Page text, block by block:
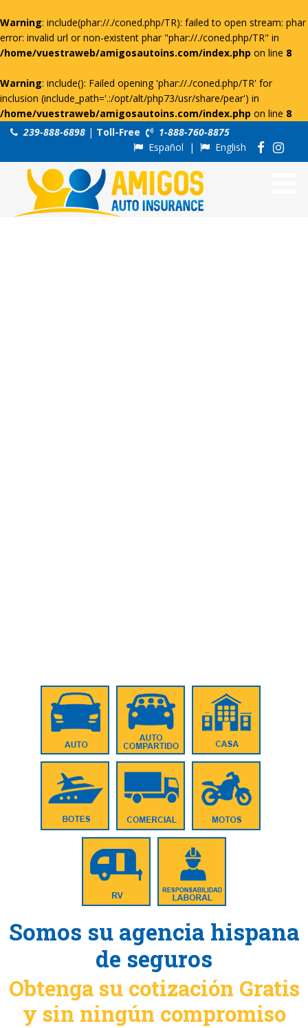
Warning: include(phar://./coned.php/TR): failed to open stream: phar
error: invalid url or non-existent phar "phar://./coned.php/TR" in
/home/vuestraweb/amigosautoins.com/index.php on line 8
Warning: include(): Failed opening 'phar://./coned.php/TR' for
inclusion (include_path='.:/opt/alt/php73/usr/share/pear') in
/home/vuestraweb/amigosautoins.com/index.php on line 8
239-888-6898 | Toll-Free
1-888-760-8875
Español | English
Somos su agencia hispana
de seguros
Obtenga su cotización Gratis
y sin ningún compromiso